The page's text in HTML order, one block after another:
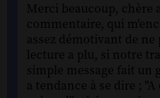
Merci beaucoup, chère
commentaire, qui
assez démotivant de
lecture a plu, si notre
simple message fait un
a tendance à se dire ;